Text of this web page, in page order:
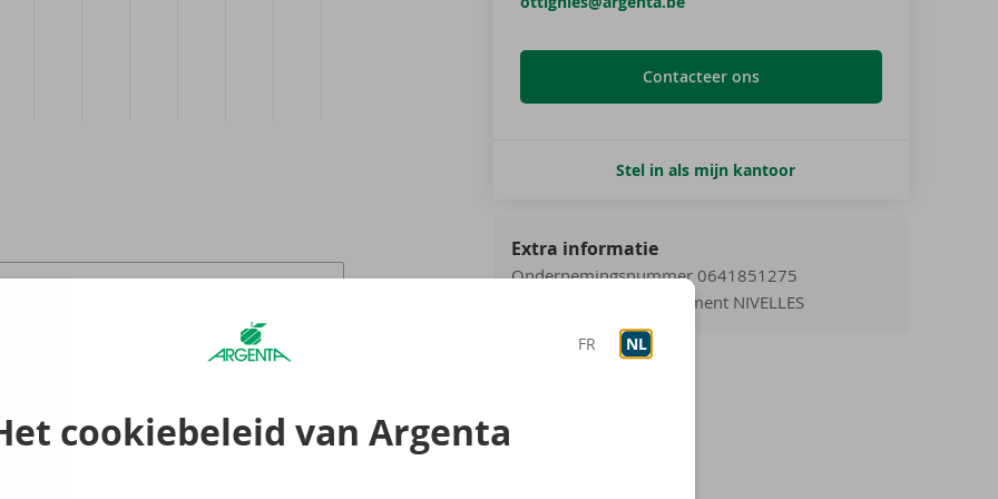
FR NL
cookiebeleid van Argenta
Contacteer ons
Stel in als mijn kantoor
Extra informatie
Ondernemingsnummer 0641851275
Gerechtelijk arrondissement NIVELLES